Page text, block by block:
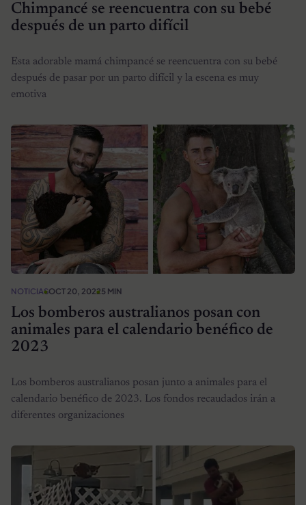
Chimpancé se reencuentra con su bebé
después de un parto difícil
Esta adorable mamá chimpancé se reencuentra con su bebé
después de pasar por un parto difícil y la escena es muy
emotiva
NOTICIASOCT 20, 20225 MIN
Los bomberos australianos posan con
animales para el calendario benéfico de
2023
Los bomberos australianos posan junto a animales para el
calendario benéfico de 2023. Los fondos recaudados irán a
diferentes organizaciones